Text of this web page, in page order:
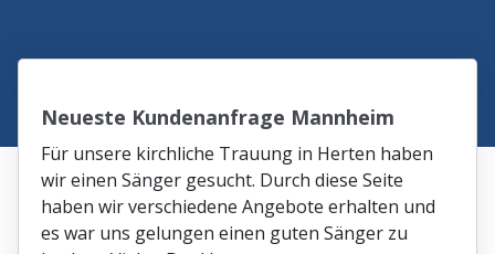
Neueste Kundenanfrage Mannheim
Für unsere kirchliche Trauung in Herten haben
wir einen Sänger gesucht. Durch diese Seite
haben wir verschiedene Angebote erhalten und
es war uns gelungen einen guten Sänger zu